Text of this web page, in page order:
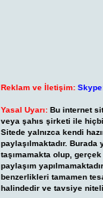
Reklam ve İletişim:
Yasal Uyarı: Bu internet
veya şahıs şirketi ile
Sitede yalnızca kendi
paylaşılmaktadır.
taşımamakta olup,
paylaşım
benzerlikleri tamamen
halindedir ve tavsiye